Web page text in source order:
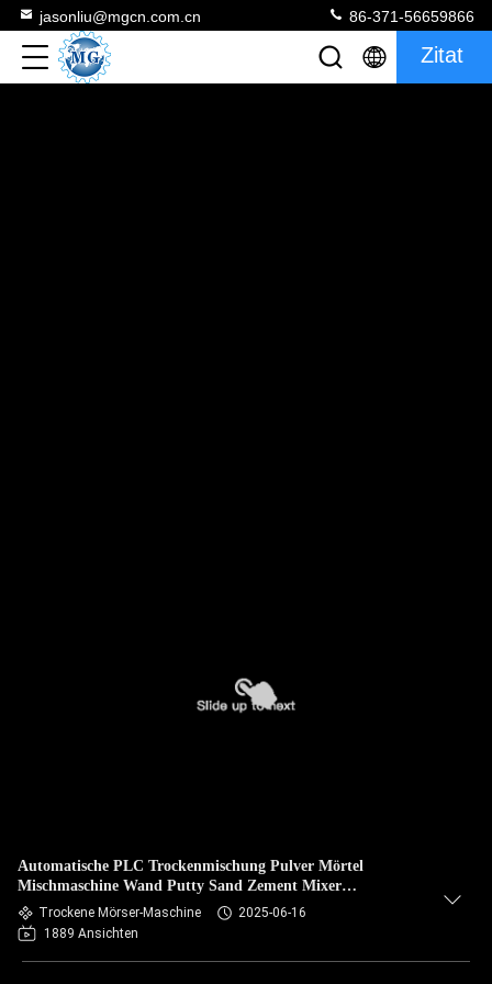
jasonliu@mgcn.com.cn 86-371-56659866
Zitat
Automatische PLC Trockenmischung Pulver Mörtel
Mischmaschine Wand Putty Sand Zement Mixer
Keramikfliesen Klebstoffherstellungsanlage
Trockene Mörser-Maschine
2025-06-16
1889 Ansichten